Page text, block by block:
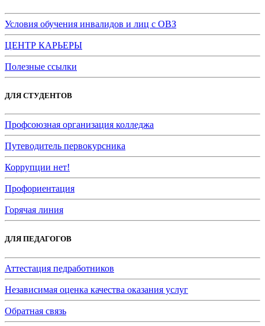
Условия обучения инвалидов и лиц с ОВЗ
ЦЕНТР КАРЬЕРЫ
Полезные ссылки
ДЛЯ СТУДЕНТОВ
Профсоюзная организация колледжа
Путеводитель первокурсника
Коррупции нет!
Профориентация
Горячая линия
ДЛЯ ПЕДАГОГОВ
Аттестация педработников
Независимая оценка качества оказания услуг
Обратная связь